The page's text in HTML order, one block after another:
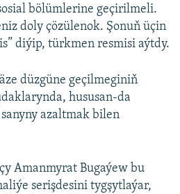
bölümlerine geçirilmeli.
doly çözülenok. Şonuň üçin
diýip, türkmen resmisi aýtdy.
düzgüne geçilmeginiň
hususan-da
azaltmak bilen
Amanmyrat Bugaýew bu
serişdesini tygşytlaýar,